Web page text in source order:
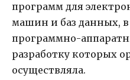
программ для
машин и баз данных, в
программно-
разработку которых
осуществляла.